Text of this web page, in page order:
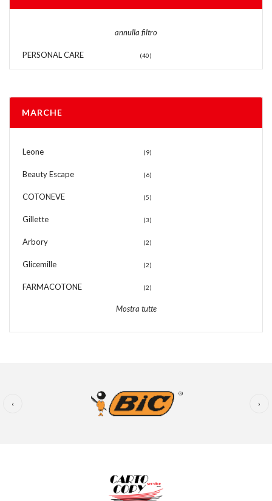
annulla filtro
PERSONAL CARE (40)
MARCHE
Leone (9)
Beauty Escape (6)
COTONEVE (5)
Gillette (3)
Arbory (2)
Glicemille (2)
FARMACOTONE (2)
Mostra tutte
‹ ›